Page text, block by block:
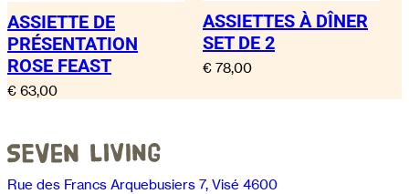
ASSIETTE DE
PRÉSENTATION
ROSE FEAST
€ 63,00
ASSIETTES À DÎNER
SET DE 2
€ 78,00
Rue des Francs Arquebusiers 7, Visé 4600